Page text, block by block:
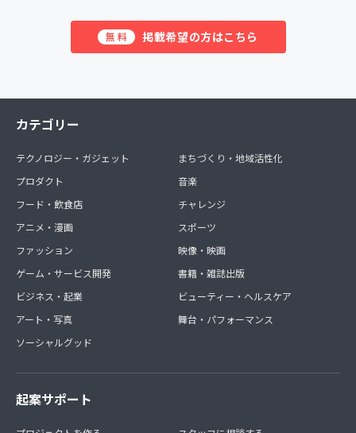
無料 掲載希望の方はこちら
カテゴリー
テクノロジー・ガジェット
プロダクト
フード・飲食店
アニメ・漫画
ファッション
ゲーム・サービス開発
ビジネス・起業
アート・写真
ソーシャルグッド
まちづくり・地域活性化
音楽
チャレンジ
スポーツ
映像・映画
書籍・雑誌出版
ビューティー・ヘルスケア
舞台・パフォーマンス
起案サポート